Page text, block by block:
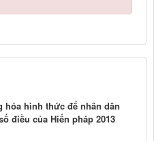
hóa hình thức để nhân dân
điều của Hiến pháp 2013